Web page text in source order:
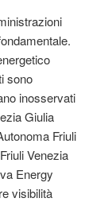
sono
inosservati
Giulia
Friuli
Venezia
Energy
visibilità